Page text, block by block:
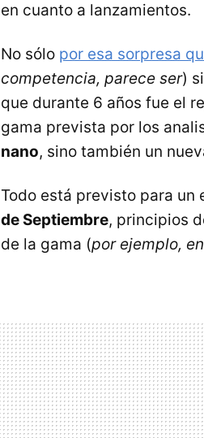
en cuanto a lanzamientos.
No sólo por esa sorpresa
competencia, parece ser)
que durante 6 años fue el
gama prevista por los
nano, sino también un
Todo está previsto para
de Septiembre, principios
de la gama (por ejemplo,